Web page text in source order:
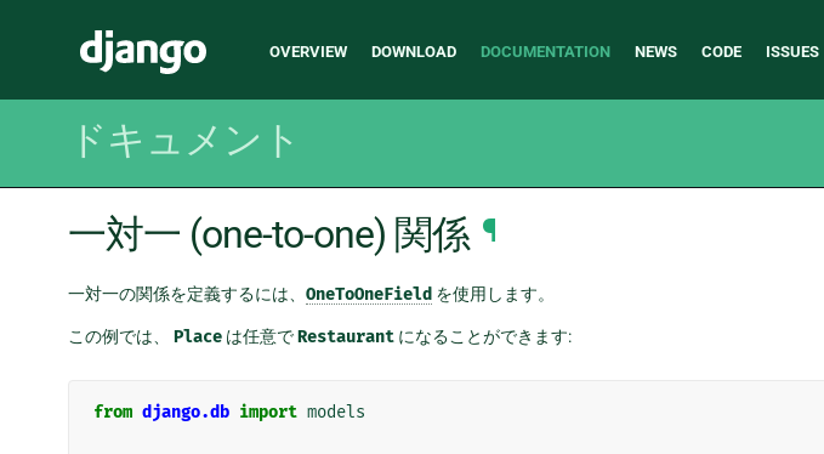
Django
Main
OVERVIEW DOWNLOAD DOCUMENTATION NEWS CODE ISSUES
ドキュメント
一対一 (one-to-one) 関係 ¶
一対一の関係を定義するには、 OneToOneField を使用します。
この例では、 Place は任意でRestaurant になることができます:
from django.db import models